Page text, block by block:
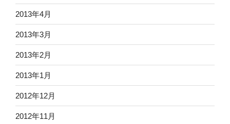
2013年4月
2013年3月
2013年2月
2013年1月
2012年12月
2012年11月